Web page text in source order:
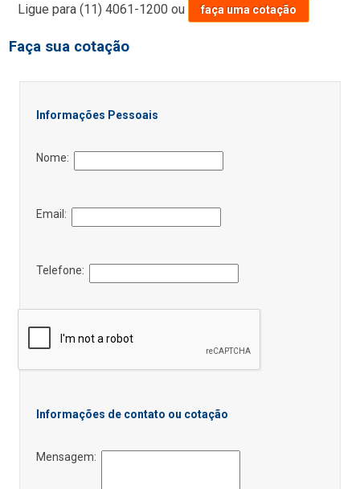
Ligue para(11) 4061-1200 ou faça uma cotação
Faça sua cotação
Informações Pessoais
Nome:
Email:
Telefone:
Informações de contato ou cotação
Mensagem: